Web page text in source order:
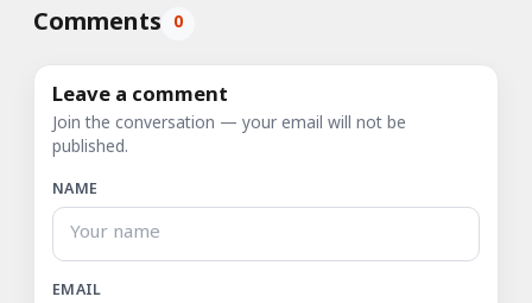
Comments 0
Leave a comment
Join the conversation — your email will not be
published.
NAME
EMAIL